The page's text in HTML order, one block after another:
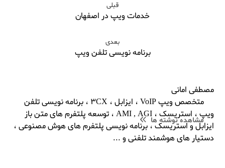
قبلی
خدمات ویپ در اصفهان
بعدی
برنامه نویسی تلفن ویپ
مصطفی امانی
مشاهده نوشته ها
متخصص ویپ VoIP ، ایزابل ، 3CX ، برنامه نویسی تلفن
ویپ ، استریسک ، AMI , AGI ، توسعه پلتفرم های متن باز
ایزابل و استریسک ، برنامه نویسی پلتفرم های هوش مصنوعی ،
دستیار های هوشمند تلفنی و ...